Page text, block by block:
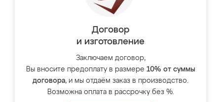
Договор
и изготовление
Заключаем договор,
Вы вносите предоплату в размере 10% от суммы
договора, и мы отдаём заказ в производство.
Возможна оплата в рассрочку без %.